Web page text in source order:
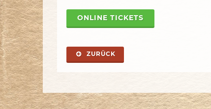
ONLINE TICKETS
ZURÜCK